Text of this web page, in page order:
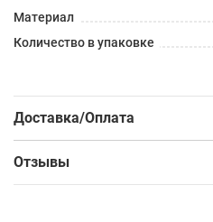
Материал
Количество в упаковке
Доставка/Оплата
Отзывы